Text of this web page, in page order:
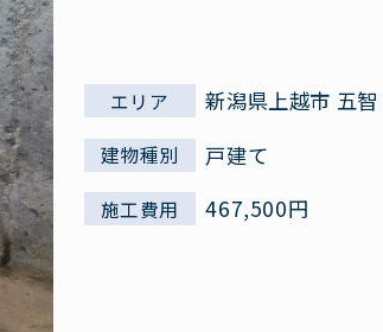
エリア 新潟県上越市 五智
建物種別 戸建て
施工費用 467,500円